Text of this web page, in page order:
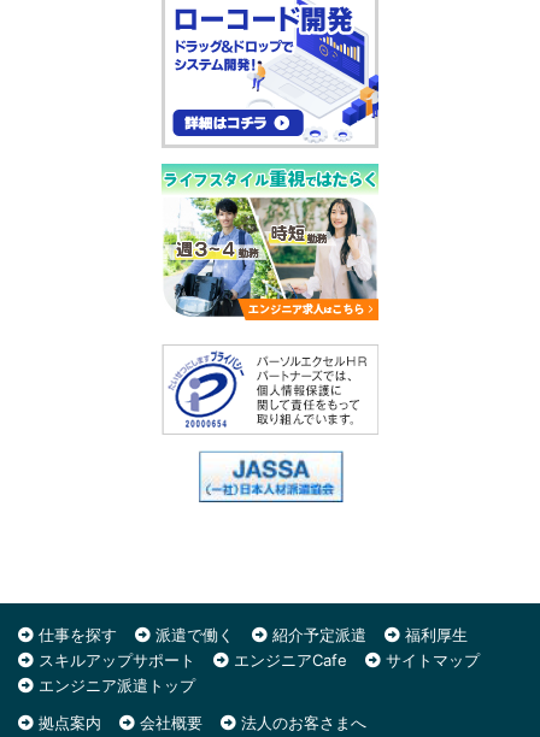
仕事を探す 派遣で働く 紹介予定派遣
福利厚生
スキルアップサポート
エンジニアCafe
サイトマップ
エンジニア派遣トップ
拠点案内
会社概要 法人のお客さまへ